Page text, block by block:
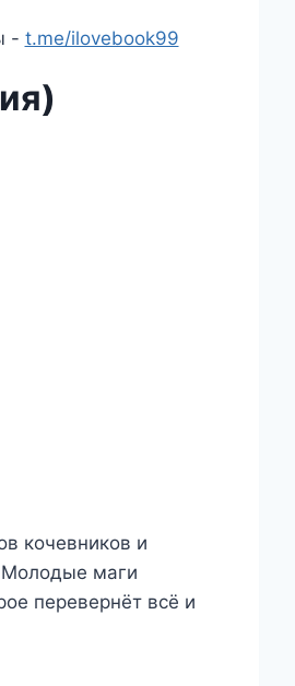
- t.me/ilovebook99
кочевников и
Молодые маги
перевернёт всё и